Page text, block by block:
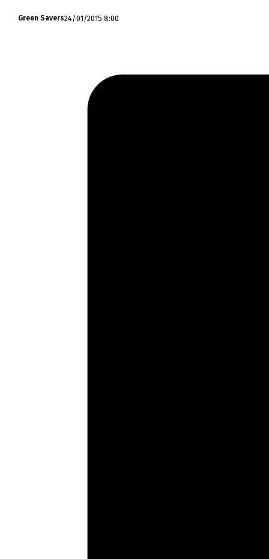
Green Savers24/01/2015 8:00